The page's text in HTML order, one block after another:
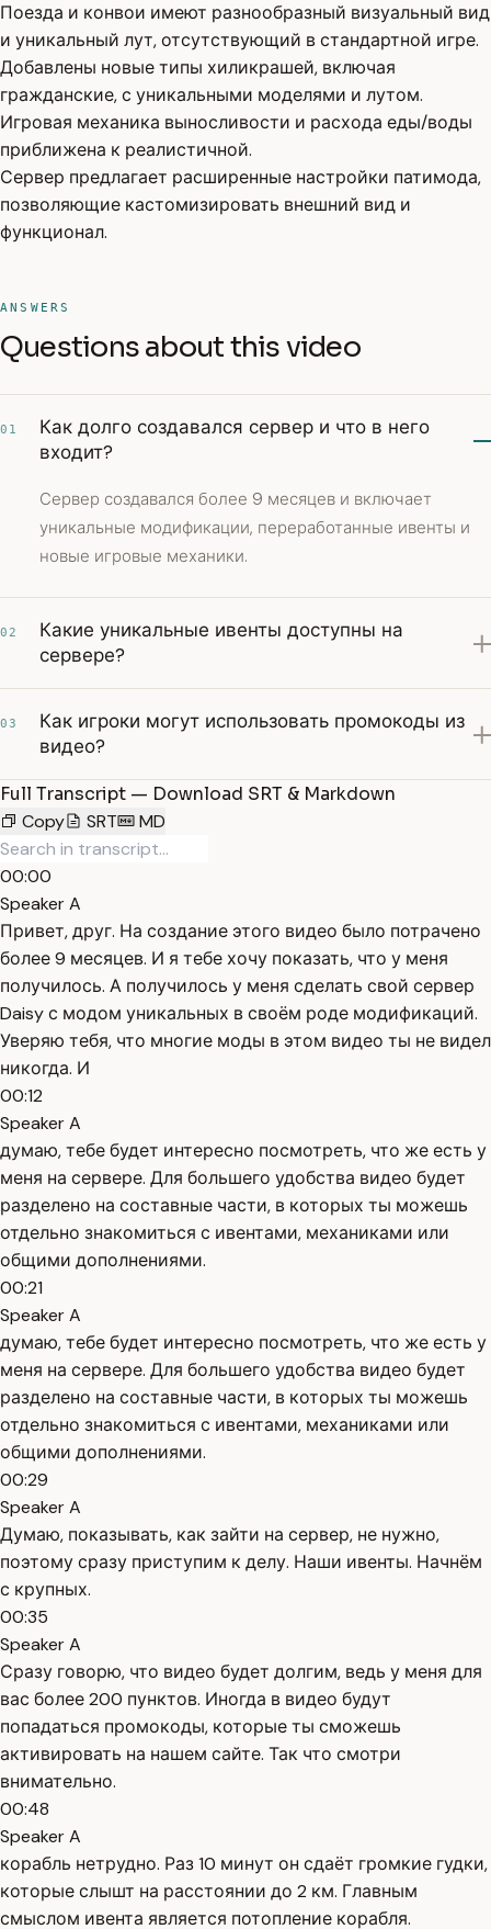
Поезда и конвои имеют разнообразный визуальный вид
и уникальный лут, отсутствующий в стандартной игре.
Добавлены новые типы хиликрашей, включая
гражданские, с уникальными моделями и лутом.
Игровая механика выносливости и расхода еды/воды
приближена к реалистичной.
Сервер предлагает расширенные настройки патимода,
позволяющие кастомизировать внешний вид и
функционал.
ANSWERS
Questions about this video
01
Как долго создавался сервер и что в него
входит?
Сервер создавался более 9 месяцев и включает
уникальные модификации, переработанные ивенты и
новые игровые механики.
02
Какие уникальные ивенты доступны на
сервере?
03
Как игроки могут использовать промокоды из
видео?
Full Transcript — Download SRT & Markdown
Copy
SRT MD
00:00
Speaker A
Привет, друг. На создание этого видео было потрачено
более 9 месяцев. И я тебе хочу показать, что у меня
получилось. А получилось у меня сделать свой сервер
Daisy с модом уникальных в своём роде модификаций.
Уверяю тебя, что многие моды в этом видео ты не видел
никогда. И
00:12
Speaker A
думаю, тебе будет интересно посмотреть, что же есть у
меня на сервере. Для большего удобства видео будет
разделено на составные части, в которых ты можешь
отдельно знакомиться с ивентами, механиками или
общими дополнениями.
00:21
Speaker A
думаю, тебе будет интересно посмотреть, что же есть у
меня на сервере. Для большего удобства видео будет
разделено на составные части, в которых ты можешь
отдельно знакомиться с ивентами, механиками или
общими дополнениями.
00:29
Speaker A
Думаю, показывать, как зайти на сервер, не нужно,
поэтому сразу приступим к делу. Наши ивенты. Начнём
с крупных.
00:35
Speaker A
Сразу говорю, что видео будет долгим, ведь у меня для
вас более 200 пунктов. Иногда в видео будут
попадаться промокоды, которые ты сможешь
активировать на нашем сайте. Так что смотри
внимательно.
00:48
Speaker A
корабль нетрудно. Раз 10 минут он сдаёт громкие гудки,
которые слышт на расстоянии до 2 км. Главным
смыслом ивента является потопление корабля.